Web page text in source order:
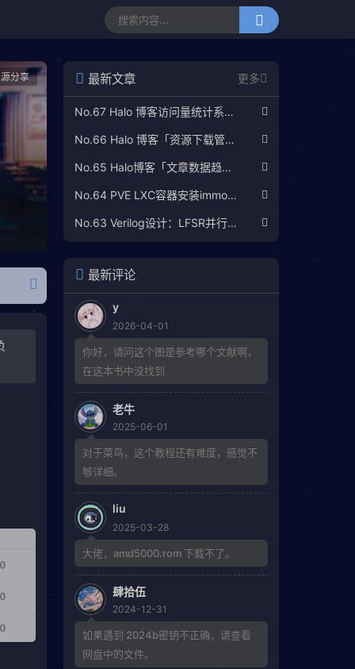
分享 最新文章 更多
No.67 Halo 博客访问量统计系统：Umami 自托管部署完整教程
No.66 Halo 博客「资源下载管理」插件 · 配置指南与使用说明
No.65 Halo博客「文章数据趋势分析」插件使用指南
No.64 PVE LXC容器安装immortalwrt(OpenWRT)
No.63 Verilog设计：LFSR并行加解扰实现
最新评论
y
2026-04-01
你好，请问这个图是参考哪个文献啊，
在这本书中没找到
老牛
2025-06-01
对于菜鸟，这个教程还有难度，感觉不
够详细。
liu
2025-03-28
大佬，amd5000.rom 下载不了。
肆拾伍
2024-12-31
如果遇到 2024b密钥不正确，请查看
网盘中的文件。